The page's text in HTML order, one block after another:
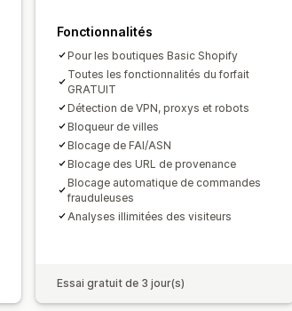
Fonctionnalités
Pour les boutiques Basic Shopify
Toutes les fonctionnalités du forfait
GRATUIT
Détection de VPN, proxys et robots
Bloqueur de villes
Blocage de FAI/ASN
Blocage des URL de provenance
Blocage automatique de commandes
frauduleuses
Analyses illimitées des visiteurs
Essai gratuit de 3 jour(s)